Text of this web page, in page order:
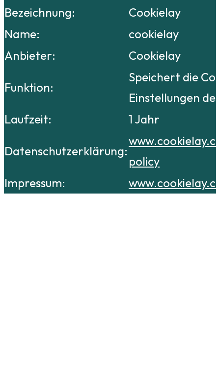
Bezeichnung:
Cookielay
Name:
cookielay
Anbieter:
Cookielay
Funktion:
Speichert die
Einstellungen
Laufzeit:
1 Jahr
Datenschutzerklärung:
policy
Impressum: